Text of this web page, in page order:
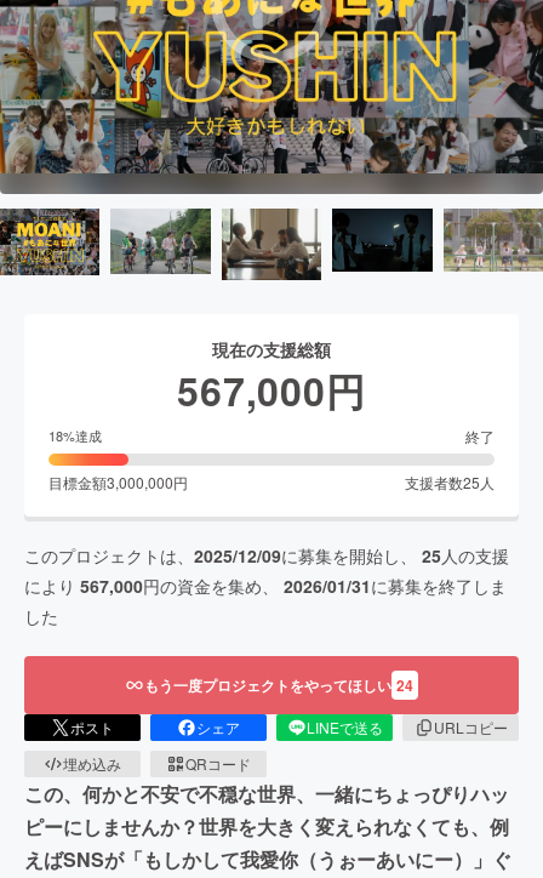
現在の支援総額
567,000円
18%達成 終了
目標金額3,000,000円 支援者数25 人
このプロジェクトは、 2025/12/09に募集を開始し、 25人の支援
により 567,000円の資金を集め、 2026/01/31に募集を終了しま
した
もう一度プロジェクトをやってほしい 24
ポスト シェア LINEで送る
URLコピー
埋め込み
QRコード
この、何かと不安で不穏な世界、一緒にちょっぴりハッ
ピーにしませんか？世界を大きく変えられなくても、例
えばSNSが「もしかして我愛你（うぉーあいにー）」ぐ